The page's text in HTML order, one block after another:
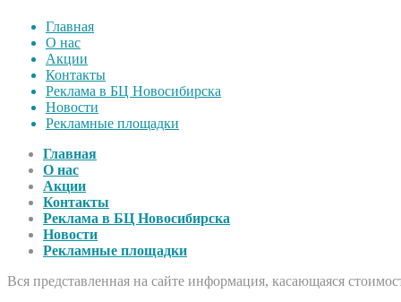
Главная
О нас
Акции
Контакты
Реклама в БЦ Новосибирска
Новости
Рекламные площадки
Главная
О нас
Акции
Контакты
Реклама в БЦ Новосибирска
Новости
Рекламные площадки
Вся представленная на сайте информация, касающаяся